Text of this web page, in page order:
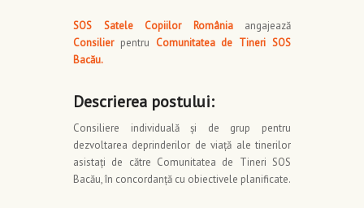
SOS Satele Copiilor Româniaangajează
Consilierpentru Comunitatea de Tineri SOS
Bacău.
Descrierea postului:
Consiliere individuală şi de grup pentru
dezvoltarea deprinderilor de viaţă ale tinerilor
asistaţi de către Comunitatea de Tineri SOS
Bacău, în concordanţă cu obiectivele planificate.